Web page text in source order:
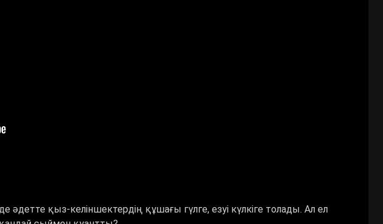
қыз-келіншектердің құшағы гүлге, езуі күлкіге толады. Ал ел